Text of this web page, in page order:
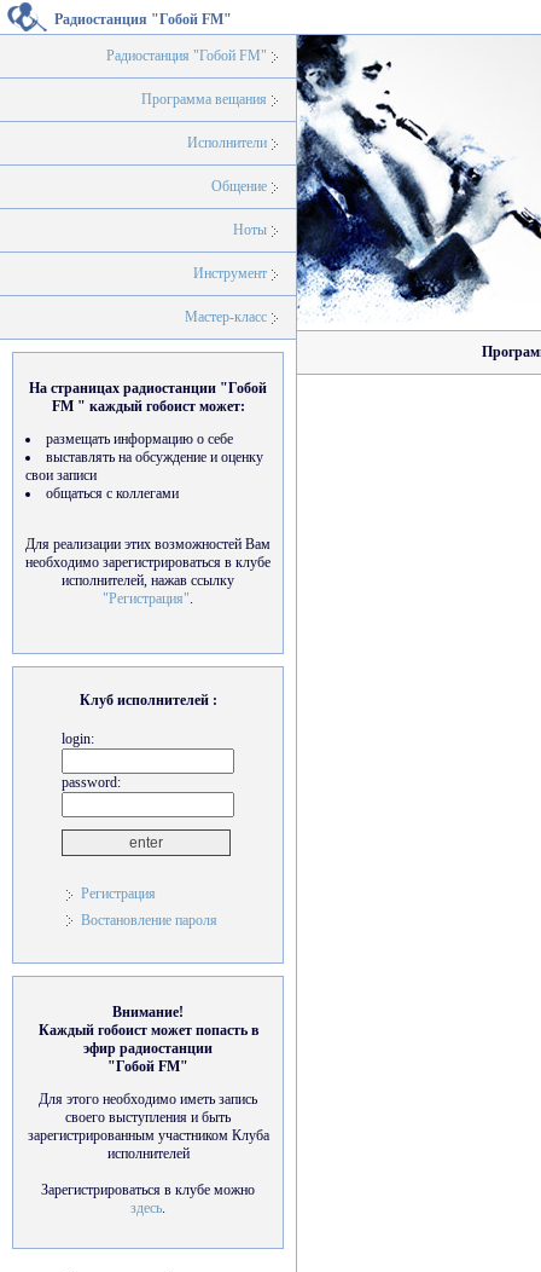
Радиостанция "Гобой FM"
Радиостанция "Гобой FM"
Программа вещания
Исполнители
Общение
Ноты
Инструмент
Мастер-класс
На страницах радиостанции "Гобой
FM " каждый гобоист может:
размещать информацию о себе
выставлять на обсуждение и оценку
свои записи
общаться с коллегами
Для реализации этих возможностей Вам
необходимо зарегистрироваться в клубе
исполнителей, нажав ссылку
"Регистрация".
Клуб исполнителей :
login:
password:
Регистрация
Востановление пароля
Внимание!
Каждый гобоист может попасть в
эфир радиостанции
"Гобой FM"
Для этого необходимо иметь запись
своего выступления и быть
зарегистрированным участником Клуба
исполнителей
Зарегистрироваться в клубе можно
здесь.